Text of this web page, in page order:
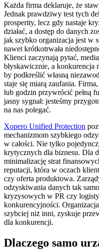
Każda firma deklaruje, że
Jednak prawdziwy test tych
prosperity, lecz gdy nastaje
działać, a dostęp do danych
jak szybko organizacja jest w
nawet krótkotrwała
Klienci zaczynają pytać,
błyskawicznie, a konkurencja
by podkreślić własną
staje się miarą zaufania.
lub godzin przywrócić pełną
jasny sygnał: jesteśmy
na nas polegać.
Xopero Unified Protection
mechanizmom szybkiego
w całości. Nie tylko
krytycznych dla biznesu. Dla
minimalizację strat
reputacji, która w oczach
czy oferta produktowa.
odzyskiwania danych tak
kryzysowych w PR czy
konkurencyjności.
szybciej niż inni, zyskuje
dla konkurencji.
Dlaczego samo